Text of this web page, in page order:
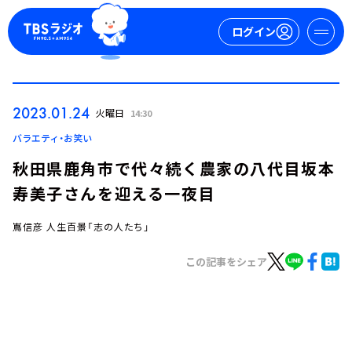
ログイン
ログイン
2023.01.24 火曜日 14:30
バラエティ・お笑い
秋田県鹿角市で代々続く農家の八代目坂本
寿美子さんを迎える一夜目
嶌信彦 人生百景「志の人たち」
この記事をシェア